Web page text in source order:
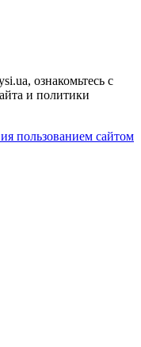
ознакомьтесь с
и политики
пользованием сайтом